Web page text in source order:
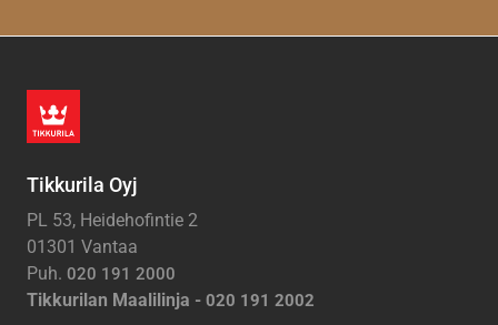
Tikkurila Oyj
PL 53, Heidehofintie 2
01301 Vantaa
Puh. 020 191 2000
Tikkurilan Maalilinja - 020 191 2002